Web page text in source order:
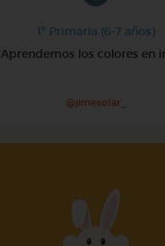
1º Primaria (6-7 años)
Aprendemos los colores en
@jimesolar_